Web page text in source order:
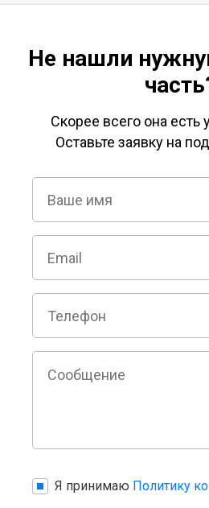
Не нашли
Скорее всего она есть
Оставьте заявку на
Я принимаю Политику